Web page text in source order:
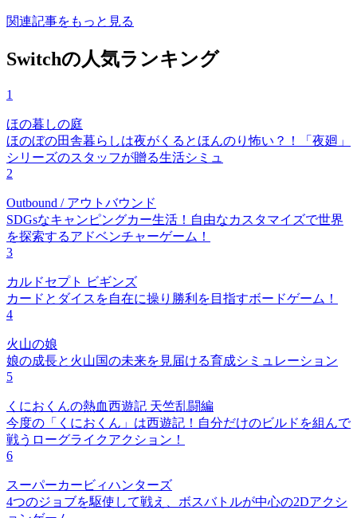
関連記事をもっと見る
Switchの人気ランキング
1
ほの暮しの庭
ほのぼの田舎暮らしは夜がくるとほんのり怖い？！「夜廻」
シリーズのスタッフが贈る生活シミュ
2
Outbound / アウトバウンド
SDGsなキャンピングカー生活！自由なカスタマイズで世界
を探索するアドベンチャーゲーム！
3
カルドセプト ビギンズ
カードとダイスを自在に操り勝利を目指すボードゲーム！
4
火山の娘
娘の成長と火山国の未来を見届ける育成シミュレーション
5
くにおくんの熱血西遊記 天竺乱闘編
今度の「くにおくん」は西遊記！自分だけのビルドを組んで
戦うローグライクアクション！
6
スーパーカービィハンターズ
4つのジョブを駆使して戦え、ボスバトルが中心の2Dアクシ